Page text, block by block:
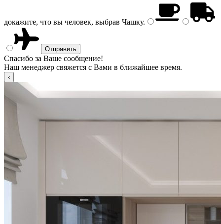
докажите, что вы человек, выбрав Чашку.
Спасибо за Ваше сообщение!
Наш менеджер свяжется с Вами в ближайшее время.